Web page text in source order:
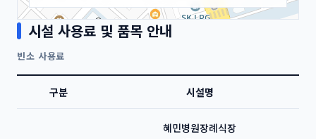
시설 사용료 및 품목 안내
빈소 사용료
구분 시설명
혜민병원장례식장